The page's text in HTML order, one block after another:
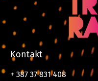
Kontakt
+ 387 37 831 408